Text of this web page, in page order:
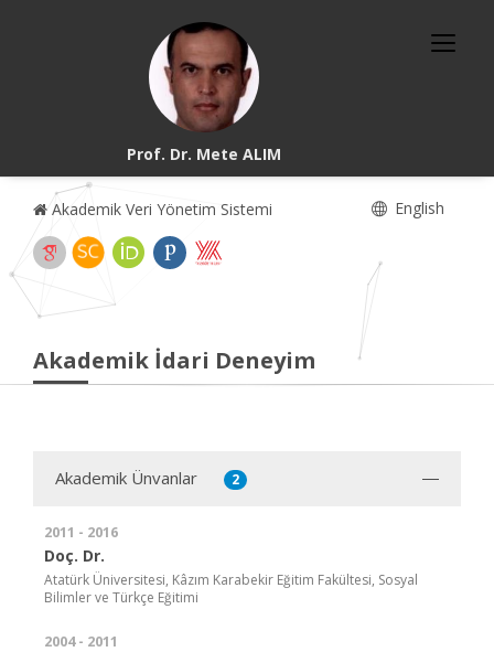
Prof. Dr. Mete ALIM
Akademik Veri Yönetim Sistemi English
Akademik İdari Deneyim
Akademik Ünvanlar 2
2011 - 2016
Doç. Dr.
Atatürk Üniversitesi, Kâzım Karabekir Eğitim Fakültesi, Sosyal
Bilimler ve Türkçe Eğitimi
2004 - 2011